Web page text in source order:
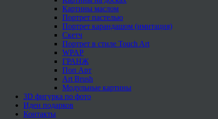
Картины маслом
Портрет пастелью
Портрет карандашом (имитация)
Скетч
Портрет в стиле Touch Art
WPAP
ГРАНЖ
Поп Арт
Art Brush
Модульные картины
3D фигурка по фото
Идеи подарков
Контакты